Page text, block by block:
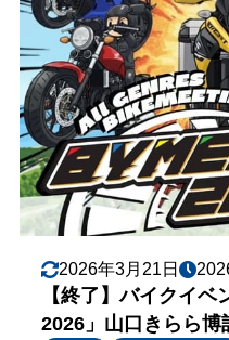
2026年3月21日
【終了】バイクイベ
2026」山口きらら博